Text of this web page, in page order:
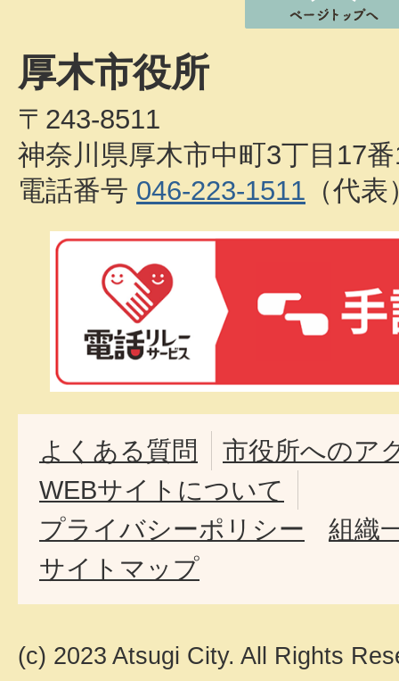
厚木市役所
〒243-8511
神奈川県厚木市中町3丁目17
電話番号 046-223-1511 （代表
よくある質問
市役所へのア
WEBサイトについて
プライバシーポリシー
組織
サイトマップ
(c) 2023 Atsugi City. All Rights